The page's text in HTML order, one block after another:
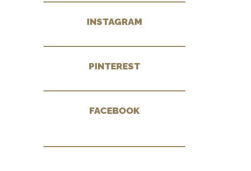
INSTAGRAM
PINTEREST
FACEBOOK